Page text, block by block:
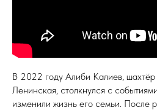
В 2022 году Алиби Калиев,
Ленинская, столкнулся с
изменили жизнь его семьи. После